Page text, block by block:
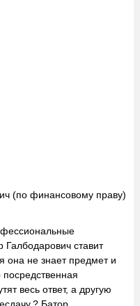
(по финансовому праву)
Галбодарович ставит
она не знает предмет и
весь ответ, а другую